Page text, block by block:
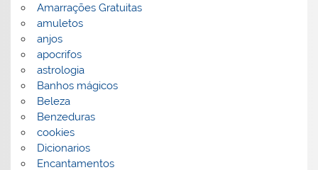
Amarrações Gratuitas
amuletos
anjos
apocrifos
astrologia
Banhos mágicos
Beleza
Benzeduras
cookies
Dicionarios
Encantamentos